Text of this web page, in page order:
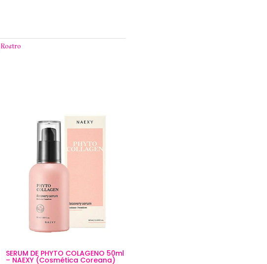
Rostro
SERUM DE PHYTO COLAGENO 50ml
– NAEXY (Cosmética Coreana)